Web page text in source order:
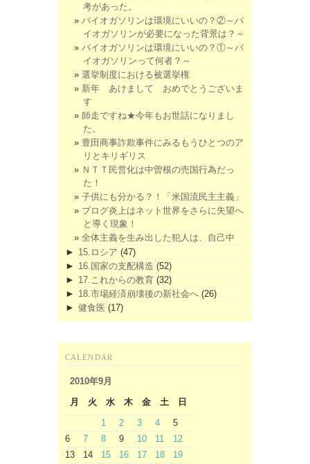
考があった。
バイオガソリンは環境にいいの？②～バ
イオガソリンが必要になった背景は？～
バイオガソリンは環境にいいの？①～バ
イオガソリンって何者？～
選挙制度における被選挙権
新年 あけまして おめでとうございま
す
師走ですね★今年もお世話になりまし
た。
豊田商事詐欺事件にみるもうひとつのア
リとキリギリス
ＮＴＴ民営化は中曽根の売国行為だっ
た！
子供にも分かる？！「米国流民主主義」
ブログ炎上はネット世界をさらに失望へ
と導く現象！
全体主義を生み出した犯人は、自己中
► 15.ロシア (47)
► 16.国家の支配構造 (52)
► 17.これからの教育 (32)
► 18.市場経済崩壊後の新社会へ (26)
► 健食医 (17)
CALENDAR
2010年9月
月
火 水 木 金 土
日
1
2 3 4
5
6
7 8 9 10 11
12
13
14 15 16 17 18
19